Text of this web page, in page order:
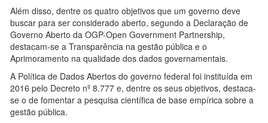
Além disso, dentre os quatro objetivos que um governo deve
buscar para ser considerado aberto, segundo a Declaração de
Governo Aberto da OGP-Open Government Partnership,
destacam-se a Transparência na gestão pública e o
Aprimoramento na qualidade dos dados governamentais.
A Política de Dados Abertos do governo federal foi instituída em
2016 pelo Decreto nº 8.777 e, dentre os seus objetivos, destaca-
se o de fomentar a pesquisa científica de base empírica sobre a
gestão pública.